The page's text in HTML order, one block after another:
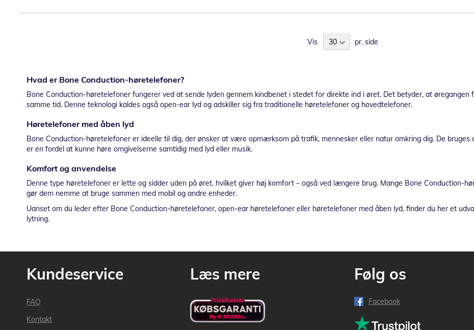
Vis pr. side
Hvad er Bone Conduction-høretelefoner?
Bone Conduction-høretelefoner fungerer ved at sende lyden gennem kindbenet i stedet for direkte ind i øret. Det betyder, at øregangen
samme tid. Denne teknologi kaldes også open-ear lyd og adskiller sig fra traditionelle høretelefoner og hovedtelefoner.
Høretelefoner med åben lyd
Bone Conduction-høretelefoner er ideelle til dig, der ønsker at være opmærksom på trafik, mennesker eller natur omkring dig. De
er en fordel at kunne høre omgivelserne samtidig med lyd eller musik.
Komfort og anvendelse
Denne type høretelefoner er lette og sidder uden på øret, hvilket giver høj komfort – også ved længere brug. Mange Bone Conduction-
gør dem nemme at bruge sammen med mobil og andre enheder.
Uanset om du leder efter Bone Conduction-høretelefoner, open-ear høretelefoner eller høretelefoner med åben lyd, finder du her et
lytning.
Kundeservice
FAQ
Kontakt
Læs mere Følg os
Facebook